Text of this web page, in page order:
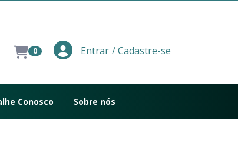
0 Entrar / Cadastre-se
Conosco Sobre nós